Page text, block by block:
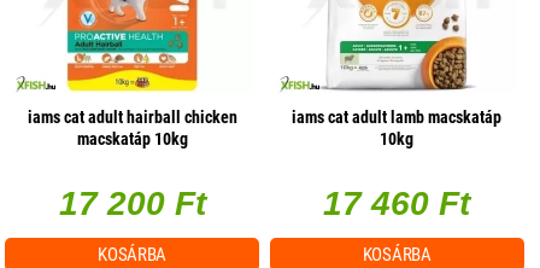
iams cat adult hairball chicken
macskatáp 10kg
17 200 Ft
KOSÁRBA
iams cat adult lamb macskatáp
10kg
17 460 Ft
KOSÁRBA